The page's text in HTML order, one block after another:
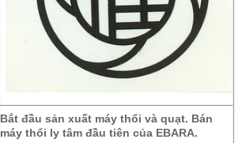
Bắt đầu sản xuất máy thổi và quạt. Bán
máy thổi ly tâm đầu tiên của EBARA.